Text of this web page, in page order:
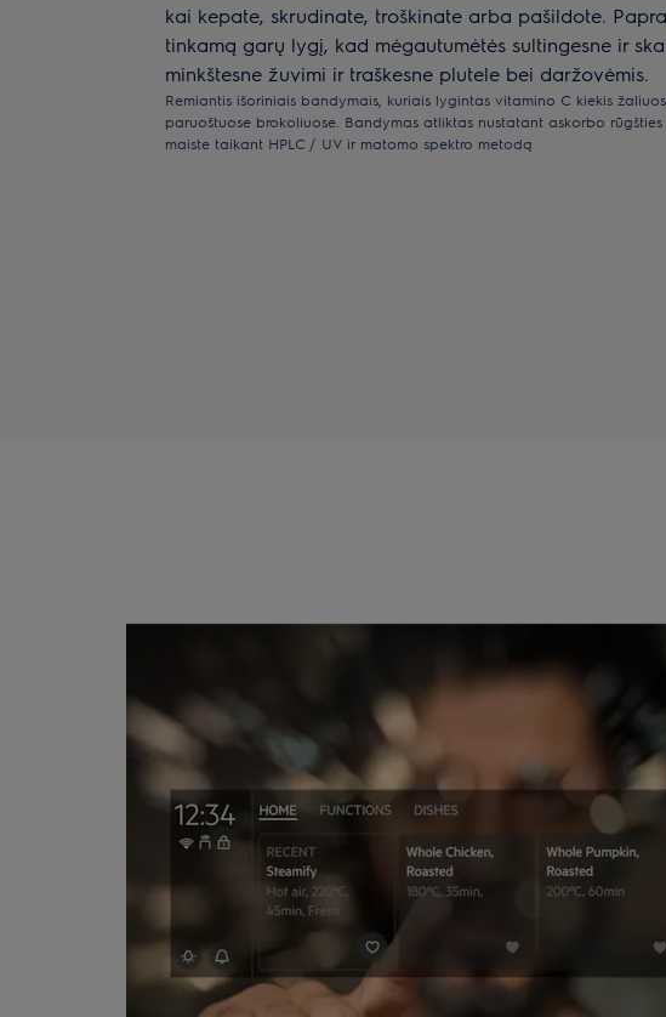
kai kepate, skrudinate, troškinate arba pašildote.
tinkamą garų lygį, kad mėgautumėtės sultingesne ir
minkštesne žuvimi ir traškesne plutele bei daržovėmis.
Remiantis išoriniais bandymais, kuriais lygintas vitamino C kiekis
paruoštuose brokoliuose. Bandymas atliktas nustatant askorbo
maiste taikant HPLC / UV ir matomo spektro metodą